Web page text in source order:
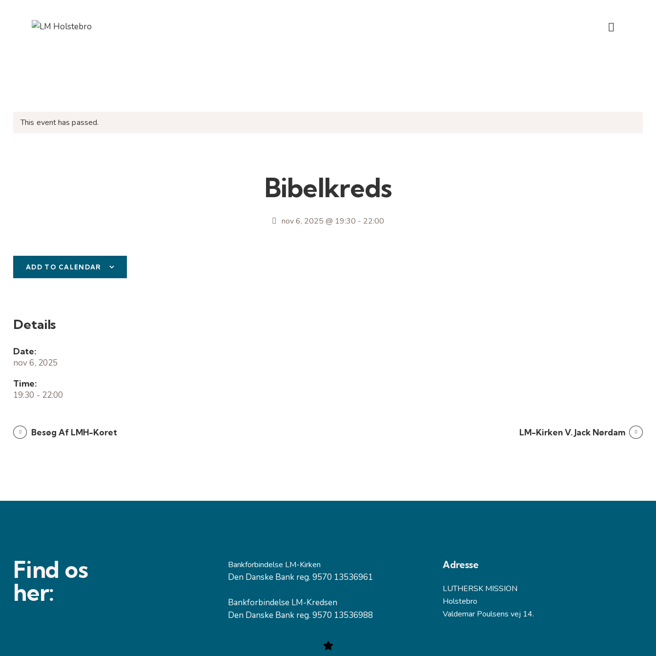
This event has passed.
Bibelkreds
nov 6, 2025 @ 19:30 - 22:00
ADD TO CALENDAR
Details
Date:
nov 6, 2025
Time:
19:30 - 22:00
Besøg Af LMH-Koret LM-Kirken V. Jack Nørdam
Find os
her:
Bankforbindelse LM-Kirken
Den Danske Bank reg. 9570 13536961
Bankforbindelse LM-Kredsen
Den Danske Bank reg. 9570 13536988
Adresse
LUTHERSK MISSION
Holstebro
Valdemar Poulsens vej 14.